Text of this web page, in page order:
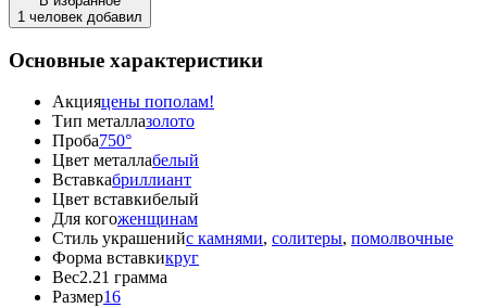
1 человек добавил
Основные характеристики
Акцияцены пополам!
Тип металлазолото
Проба750°
Цвет металлабелый
Вставкабриллиант
Цвет вставкибелый
Для когоженщинам
Стиль украшенийс камнями, солитеры, помолвочные
Форма вставкикруг
Вес2.21 грамма
Размер16